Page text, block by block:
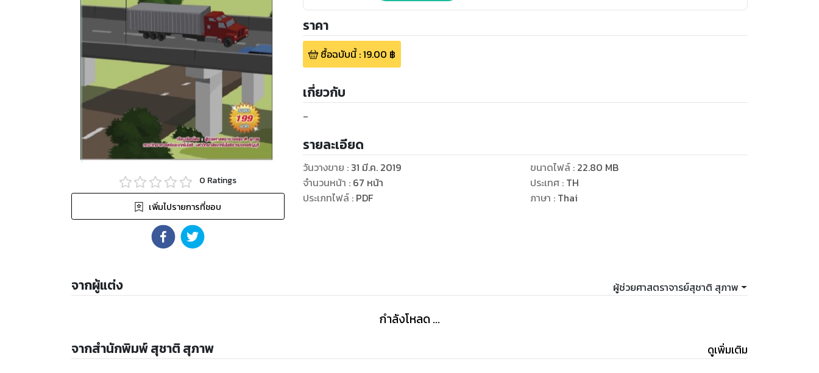
0 Ratings
เพิ่มไปรายการที่ชอบ
ราคา
ซื้อฉบับนี้:19.00 ฿
เกี่ยวกับ
-
รายละเอียด
วันวางขาย : 31 มี.ค. 2019
จำนวนหน้า : 67 หน้า
ประเภทไฟล์: PDF
ขนาดไฟล์: 22.80 MB
ประเทศ : TH
ภาษา : Thai
จากผู้แต่ง ผู้ช่วยศาสตราจารย์สุชาติ สุภาพ
กำลังโหลด ...
จากสำนักพิมพ์ สุชาติ สุภาพ ดูเพิ่มเติม